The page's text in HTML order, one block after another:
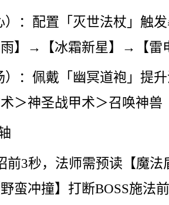
）：配置「灭世法杖」触
】→【冰霜新星】→【雷
：佩戴「幽冥道袍」提
＞神圣战甲术＞召唤神兽
前3秒，法师需预读【魔法
蛮冲撞】打断BOSS施法